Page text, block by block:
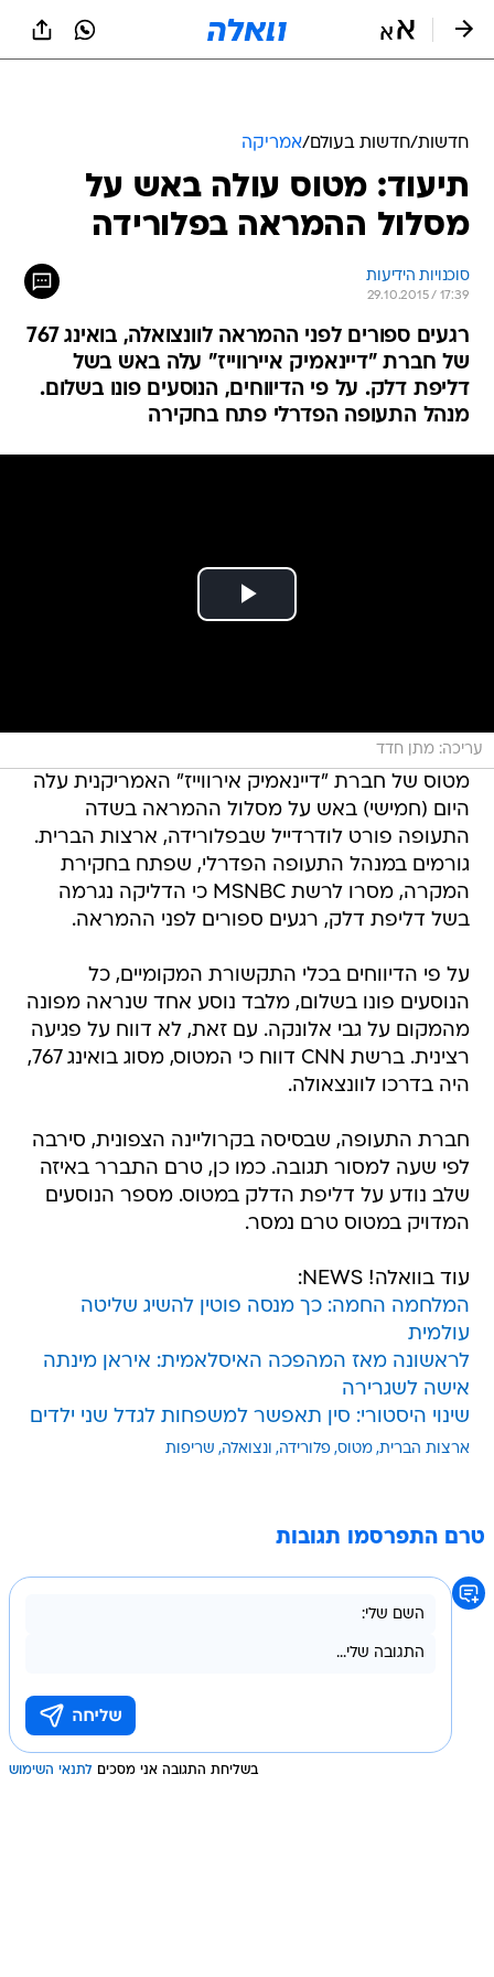
חדשות/חדשות בעולם/אמריקה
תיעוד: מטוס עולה באש על
מסלול ההמראה בפלורידה
סוכנויות הידיעות
29.10.2015 / 17:39
רגעים ספורים לפני ההמראה לוונצואלה, בואינג 767
של חברת "דיינאמיק איירווייז" עלה באש בשל
דליפת דלק. על פי הדיווחים, הנוסעים פונו בשלום.
מנהל התעופה הפדרלי פתח בחקירה
עריכה: מתן חדד
מטוס של חברת "דיינאמיק אירווייז" האמריקנית עלה
היום (חמישי) באש על מסלול ההמראה בשדה
התעופה פורט לודרדייל שבפלורידה, ארצות הברית.
גורמים במנהל התעופה הפדרלי, שפתח בחקירת
המקרה, מסרו לרשת MSNBC כי הדליקה נגרמה
בשל דליפת דלק, רגעים ספורים לפני ההמראה.
על פי הדיווחים בכלי התקשורת המקומיים, כל
הנוסעים פונו בשלום, מלבד נוסע אחד שנראה מפונה
מהמקום על גבי אלונקה. עם זאת, לא דווח על פגיעה
רצינית. ברשת CNN דווח כי המטוס, מסוג בואינג 767,
היה בדרכו לוונצאולה.
חברת התעופה, שבסיסה בקרוליינה הצפונית, סירבה
לפי שעה למסור תגובה. כמו כן, טרם התברר באיזה
שלב נודע על דליפת הדלק במטוס. מספר הנוסעים
המדויק במטוס טרם נמסר.
עוד בוואלה! NEWS:
המלחמה החמה: כך מנסה פוטין להשיג שליטה
עולמית
לראשונה מאז המהפכה האיסלאמית: איראן מינתה
אישה לשגרירה
שינוי היסטורי: סין תאפשר למשפחות לגדל שני ילדים
ארצות הברית מטוס פלורידה ונצואלה שריפות
טרם התפרסמו תגובות
בשליחת התגובה אני מסכים לתנאי השימוש